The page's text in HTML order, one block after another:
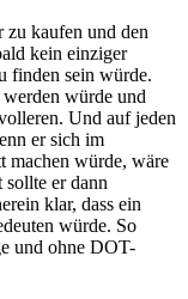
zu kaufen und den
kein einziger
finden sein würde.
würde und
Und auf jeden
er sich im
machen würde, wäre
er dann
klar, dass ein
würde. So
und ohne DOT-